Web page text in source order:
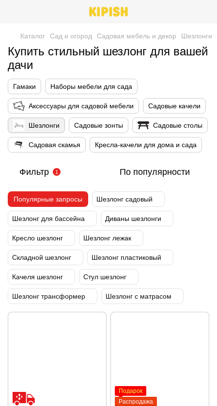
Каталог Сад и огород Cадовая мебель и декор Шезлонги
Купить стильный шезлонг для вашей
дачи
Гамаки Наборы мебели для сада
Аксессуары для садовой мебели Садовые качели
Шезлонги Садовые зонты Садовые столы
Садовая скамья Кресла-качели для дома и сада
Фильтр 1 По популярности
Популярные запросы Шезлонг садовый
Шезлонг для бассейна Диваны шезлонги
Кресло шезлонг Шезлонг лежак
Складной шезлонг Шезлонг пластиковый
Качеля шезлонг Стул шезлонг
Шезлонг трансформер Шезлонг с матрасом
Подарок
Распродажа